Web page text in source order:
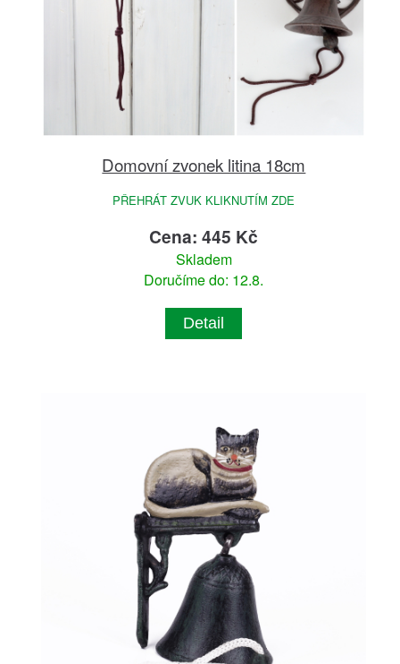
Domovní zvonek litina 18cm
PŘEHRÁT ZVUK KLIKNUTÍM ZDE
Cena: 445 Kč
Skladem
Doručíme do: 12.8.
Detail